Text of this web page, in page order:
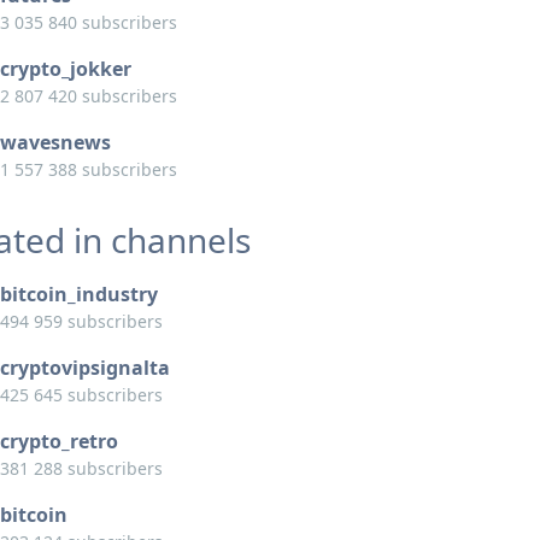
3 035 840 subscribers
crypto_jokker
2 807 420 subscribers
wavesnews
1 557 388 subscribers
in channels
bitcoin_industry
494 959 subscribers
cryptovipsignalta
425 645 subscribers
crypto_retro
381 288 subscribers
bitcoin